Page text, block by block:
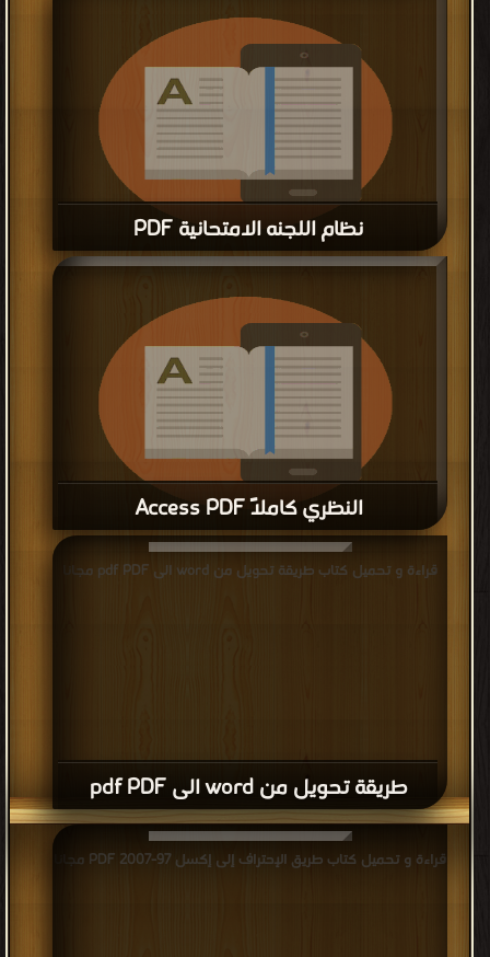
نظام اللجنه الامتحانية PDF
قراءة و تحميل كتاب نظام اللجنه الامتحانية PDF مجانا
النظري كاملاً Access PDF
قراءة و تحميل كتاب النظري كاملاً Access PDF مجانا
طريقة تحويل من word الى pdf PDF
قراءة و تحميل كتاب طريقة تحويل من word الى pdf PDF مجانا
قراءة و تحميل كتاب طريق الإحتراف إلى إكسل 97-2007 PDF مجانا